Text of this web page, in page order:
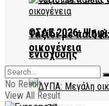
ΟΣΔΕ 2026:
ενίσχυσης
Ταξίδι με
οικογένεια
No Result
View All Result